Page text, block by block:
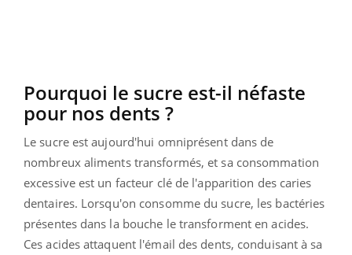
Pourquoi le sucre est-il néfaste
pour nos dents ?
Le sucre est aujourd'hui omniprésent dans de
nombreux aliments transformés, et sa consommation
excessive est un facteur clé de l'apparition des caries
dentaires. Lorsqu'on consomme du sucre, les bactéries
présentes dans la bouche le transforment en acides.
Ces acides attaquent l'émail des dents, conduisant à sa